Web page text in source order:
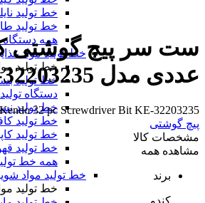
خط تولید
خط تولید
همه دستگاه
خط تولید مواد
خط تولید
خط تولید
دستگاه
خط تولید
خط تولید
خط تولید
خط تولید
همه خط
خط تولید مواد
خط تولید
عددی مدل KE-32203235
Kendo 32 pc Screwdriver Bit KE-32203235
پیچ گوشتی
مشخصات کالا
مشاهده همه
برند
کندو